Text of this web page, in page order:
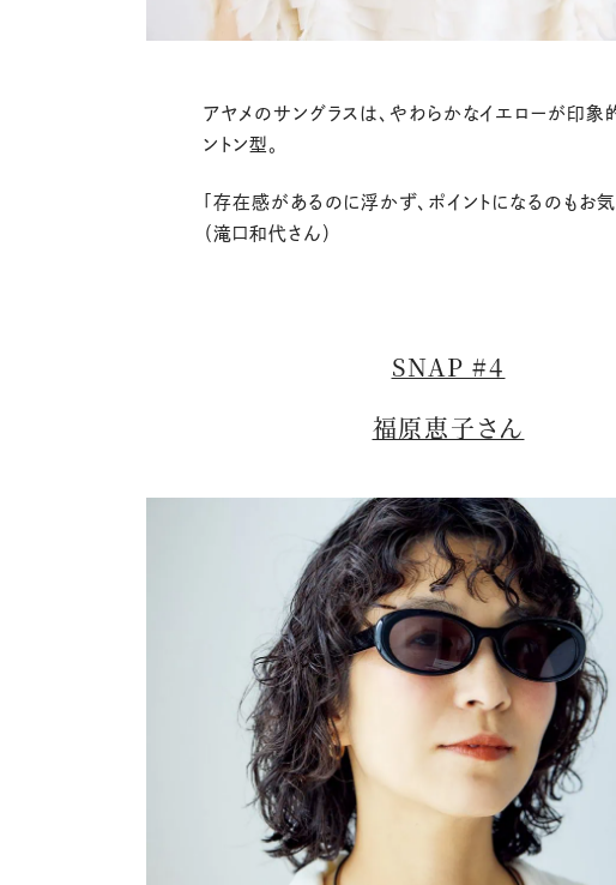
アヤメのサングラスは、やわらかなイエローが印象
ントン型。
「存在感があるのに浮かず、ポイントになるのもお気
（滝口和代さん）
SNAP #4
福原恵子さん